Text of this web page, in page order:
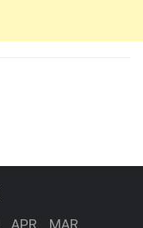
APR MAR